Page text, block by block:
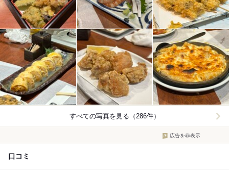
すべての写真を見る（286件）
広告を非表示
口コミ